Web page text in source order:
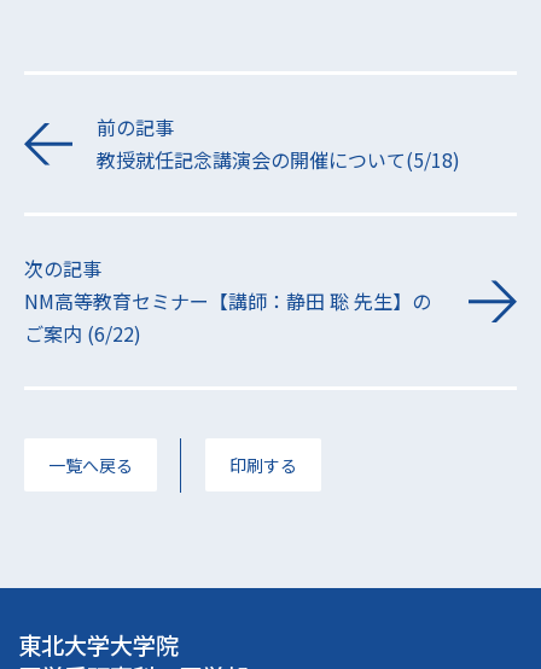
前の記事
教授就任記念講演会の開催について(5/18)
次の記事
NM高等教育セミナー【講師：静田 聡 先生】の
ご案内 (6/22)
一覧へ戻る 印刷する
東北大学大学院